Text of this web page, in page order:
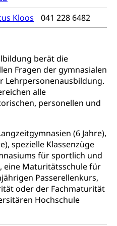
Kloos 041 228 6482
berät die
Fragen der gymnasialen
Lehrpersonenausbildung.
alle
personellen und
(6 Jahre),
spezielle Klassenzüge
für sportlich und
eine Maturitätsschule für
Passerellenkurs,
oder der Fachmaturität
Hochschule
& Basisstufe
Erschöpfung,
Preisabsprache, Kartell,
und
(WAS Luzern)
(WAS Luzern)
(WAS